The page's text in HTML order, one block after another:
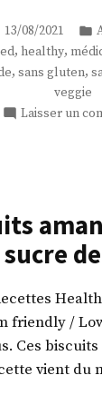
»
13/08/2021
, healthy,
, sans gluten,
veggie
Laisser un
sucre
friendly /
Ces
vient du